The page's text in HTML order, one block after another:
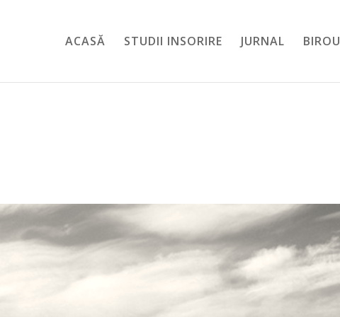
ACASĂ STUDII INSORIRE JURNAL BIROU